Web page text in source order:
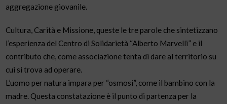
aggregazione giovanile.
Cultura, Carità e Missione, queste le tre parole che sintetizzano
l’esperienza del Centro di Solidarietà “Alberto Marvelli” e il
contributo che, come associazione tenta di dare al territorio su
cui si trova ad operare.
L’uomo per natura impara per “osmosi”, come il bambino con la
madre. Questa constatazione è il punto di partenza per la